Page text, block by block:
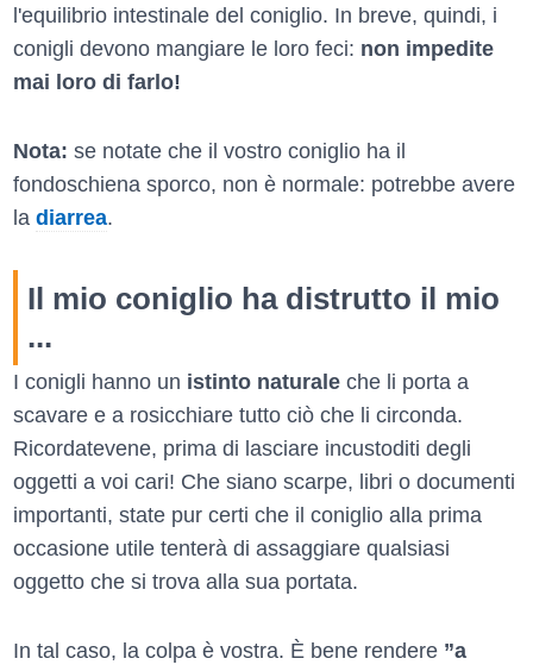
l'equilibrio intestinale del coniglio. In breve, quindi, i
conigli devono mangiare le loro feci: non impedite
mai loro di farlo!
Nota: se notate che il vostro coniglio ha il
fondoschiena sporco, non è normale: potrebbe avere
la diarrea.
Il mio coniglio ha distrutto il mio
...
I conigli hanno un istinto naturale che li porta a
scavare e a rosicchiare tutto ciò che li circonda.
Ricordatevene, prima di lasciare incustoditi degli
oggetti a voi cari! Che siano scarpe, libri o documenti
importanti, state pur certi che il coniglio alla prima
occasione utile tenterà di assaggiare qualsiasi
oggetto che si trova alla sua portata.
In tal caso, la colpa è vostra. È bene rendere ”a